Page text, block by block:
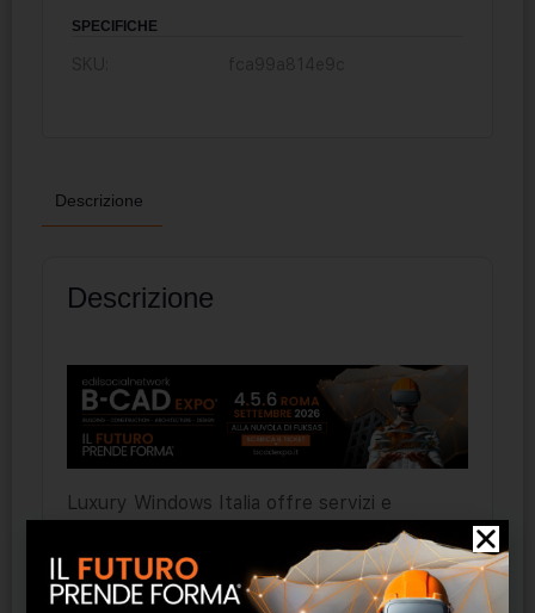
SPECIFICHE
Descrizione
Descrizione
Luxury Windows Italia offre servizi e
dell’Architettura. Si rivolge a progettisti e
clienti in cerca di soluzioni all’avanguardia in